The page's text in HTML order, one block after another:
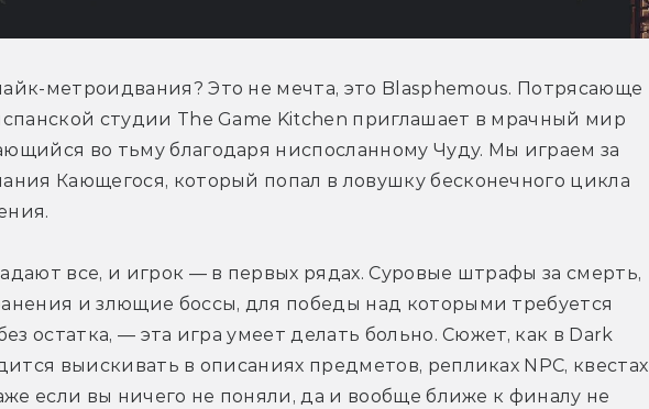
метроидвания? Это не мечта, это Blasphemous. Потрясающе
студии The Game Kitchen приглашает в мрачный мир
во тьму благодаря ниспосланному Чуду. Мы играем за
Кающегося, который попал в ловушку бесконечного цикла
все, и игрок — в первых рядах. Суровые штрафы за смерть,
и злющие боссы, для победы над которыми требуется
остатка, — эта игра умеет делать больно. Сюжет, как в Dark
выискивать в описаниях предметов, репликах NPC, квестах
если вы ничего не поняли, да и вообще ближе к финалу не